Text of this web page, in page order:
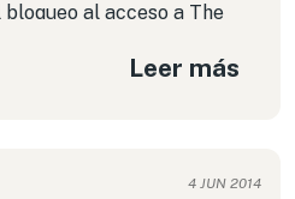
al acceso a The
BitTorrent. Pero nadie
Leer más
4 JUN 2014